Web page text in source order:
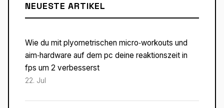
NEUESTE ARTIKEL
Wie du mit plyometrischen micro‑workouts und
aim‑hardware auf dem pc deine reaktionszeit in
fps um 2 verbesserst
22. Jul